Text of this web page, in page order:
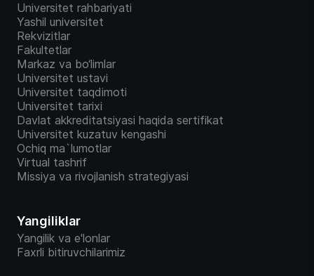
Universitet rahbariyati
Yashil universitet
Rekvizitlar
Fakultetlar
Markaz va bo‘limlar
Universitet ustavi
Universitet taqdimoti
Universitet tarixi
Davlat akkreditatsiyasi haqida sertifikat
Universitet kuzatuv kengashi
Ochiq ma`lumotlar
Virtual tashrif
Missiya va rivojlanish strategiyasi
Yangiliklar
Yangilik va e'lonlar
Faxrli bitiruvchilarimiz